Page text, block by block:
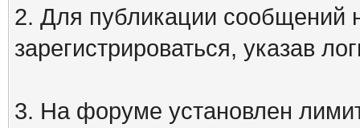
2. Для публикации сообщений
зарегистрироваться, указав
3. На форуме установлен